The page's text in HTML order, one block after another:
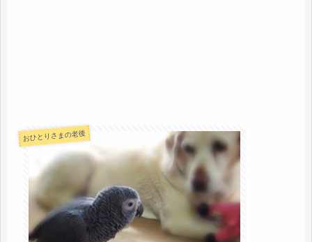
おひとりさまの老後